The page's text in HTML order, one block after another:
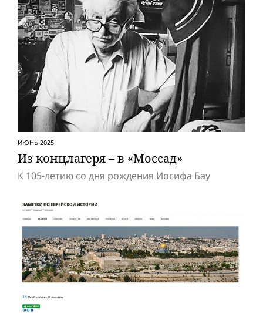
ИЮНЬ 2025
Из концлагеря – в «Моссад»
К 105-летию со дня рождения Иосифа Бау